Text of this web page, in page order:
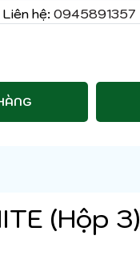
Liên hệ: 0945891357
(Hộp 3)